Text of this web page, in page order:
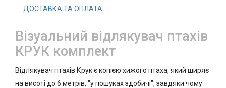
ДОСТАВКА ТА ОПЛАТА
Візуальний відлякувач птахів
КРУК комплект
Відлякувач птахів Крук є копією хижого птаха, який ширяє
на висоті до 6 метрів, "у пошуках здобичі", завдяки чому